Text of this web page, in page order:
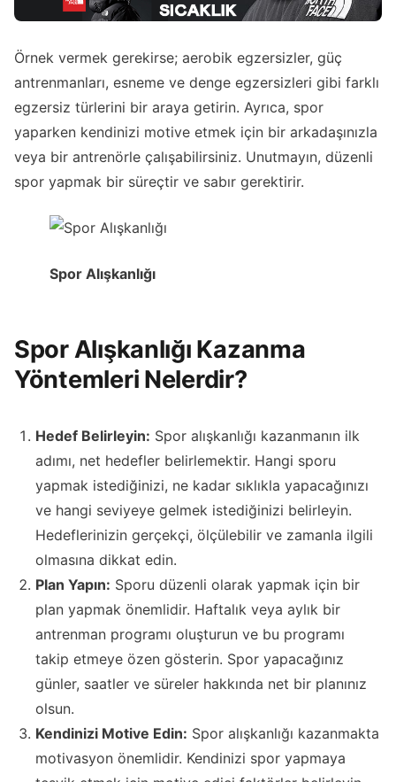
Örnek vermek gerekirse; aerobik egzersizler, güç
antrenmanları, esneme ve denge egzersizleri gibi farklı
egzersiz türlerini bir araya getirin. Ayrıca, spor
yaparken kendinizi motive etmek için bir arkadaşınızla
veya bir antrenörle çalışabilirsiniz. Unutmayın, düzenli
spor yapmak bir süreçtir ve sabır gerektirir.
Spor Alışkanlığı
Spor Alışkanlığı Kazanma
Yöntemleri Nelerdir?
Hedef Belirleyin: Spor alışkanlığı kazanmanın ilk
adımı, net hedefler belirlemektir. Hangi sporu
yapmak istediğinizi, ne kadar sıklıkla yapacağınızı
ve hangi seviyeye gelmek istediğinizi belirleyin.
Hedeflerinizin gerçekçi, ölçülebilir ve zamanla ilgili
olmasına dikkat edin.
Plan Yapın: Sporu düzenli olarak yapmak için bir
plan yapmak önemlidir. Haftalık veya aylık bir
antrenman programı oluşturun ve bu programı
takip etmeye özen gösterin. Spor yapacağınız
günler, saatler ve süreler hakkında net bir planınız
olsun.
Kendinizi Motive Edin: Spor alışkanlığı kazanmakta
motivasyon önemlidir. Kendinizi spor yapmaya